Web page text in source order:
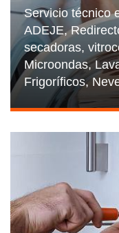
Servicio técnico
ADEJE,
secadoras,
Microondas,
Frigoríficos,